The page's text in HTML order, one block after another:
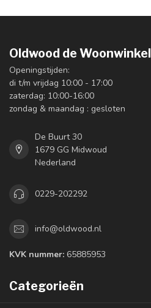
Oldwood de Woonwinkel
Openingstijden:
di t/m vrijdag 10:00 - 17:00
zaterdag: 10:00-16:00
zondag & maandag : gesloten
De Buurt 30
1679 GG Midwoud
Nederland
0229-202292
info@oldwood.nl
KVK nummer: 65885953
Categorieën